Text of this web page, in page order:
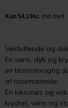
Velduftende og
En varm, dyb og
en blomsteragtig
af rosemarinolie.
En luksuriøs og
krydret, varm og